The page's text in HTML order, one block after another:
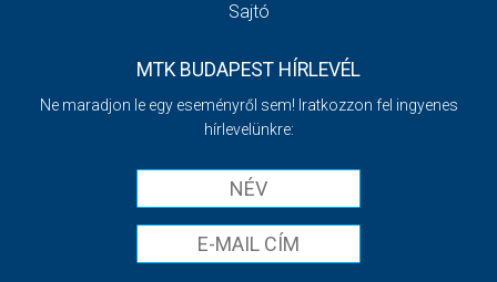
Sajtó
MTK BUDAPEST HÍRLEVÉL
Ne maradjon le egy eseményről sem! Iratkozzon fel ingyenes
hírlevelünkre: